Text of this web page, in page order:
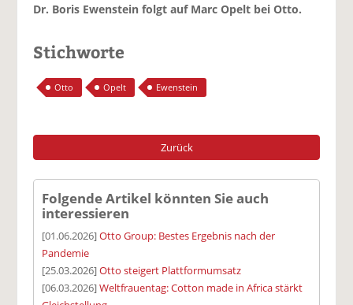
Dr. Boris Ewenstein folgt auf Marc Opelt bei Otto.
Stichworte
Otto Opelt Ewenstein
Zurück
Folgende Artikel könnten Sie auch
interessieren
[01.06.2026]Otto Group: Bestes Ergebnis nach der
Pandemie
[25.03.2026]Otto steigert Plattformumsatz
[06.03.2026]Weltfrauentag: Cotton made in Africa stärkt